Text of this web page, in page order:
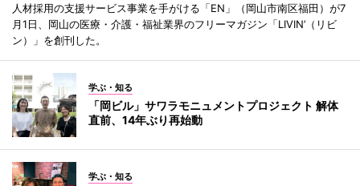
人材採用の支援サービス事業を手がける「EN」（岡山市南区福田）が7
月1日、岡山の医療・介護・福祉業界のフリーマガジン「LIVIN’（リビ
ン）」を創刊した。
学ぶ・知る
「岡ビル」サワラモニュメントプロジェクト 解体
直前、14年ぶり再始動
学ぶ・知る